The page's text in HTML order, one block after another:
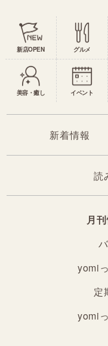
新店OPEN グルメ
美容・癒し イベント
新着情報
読
月
yomi
定
yomi